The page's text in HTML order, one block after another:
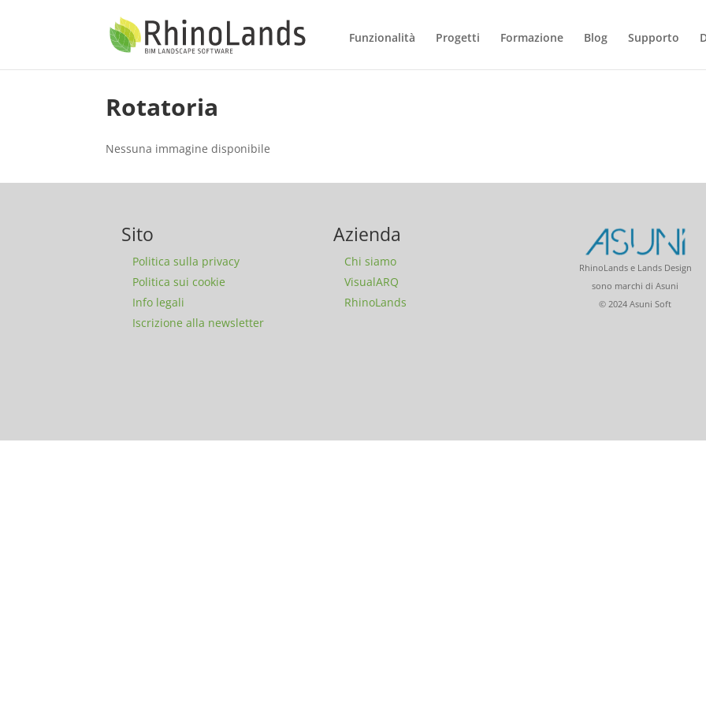
Funzionalità Progetti Formazione Blog Supporto
Rotatoria
Nessuna immagine disponibile
Sito
Politica sulla privacy
Politica sui cookie
Info legali
Iscrizione alla newsletter
Azienda
Chi siamo
VisualARQ
RhinoLands
RhinoLands e Lands Design
sono marchi di Asuni
© 2024 Asuni Soft